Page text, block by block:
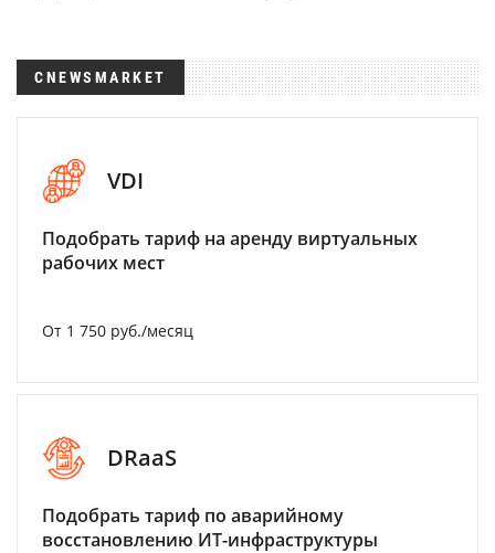
CNEWSMARKET
VDI
Подобрать тариф на аренду виртуальных
рабочих мест
От 1 750 руб./месяц
DRaaS
Подобрать тариф по аварийному
восстановлению ИТ-инфраструктуры